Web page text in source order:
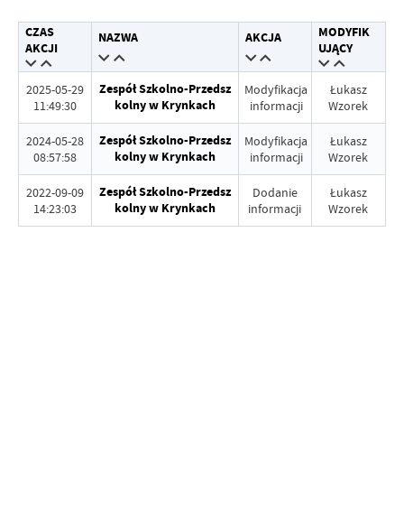
CZAS
AKCJI
NAZWA AKCJA
MODYFIK
UJĄCY
2025-05-29
11:49:30
Zespół Szkolno-Przedsz
kolny w Krynkach
Modyfikacja
informacji
Łukasz
Wzorek
2024-05-28
08:57:58
Zespół Szkolno-Przedsz
kolny w Krynkach
Modyfikacja
informacji
Łukasz
Wzorek
2022-09-09
14:23:03
Zespół Szkolno-Przedsz
kolny w Krynkach
Dodanie
informacji
Łukasz
Wzorek